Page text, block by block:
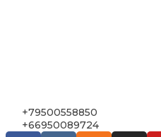
+79500558850
+66950089724